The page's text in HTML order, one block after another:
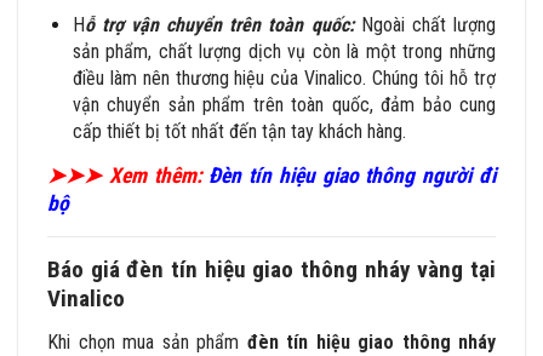
Hỗ trợ vận chuyển trên toàn quốc:Ngoài chất lượng
sản phẩm, chất lượng dịch vụ còn là một trong những
điều làm nên thương hiệu của Vinalico. Chúng tôi hỗ trợ
vận chuyển sản phẩm trên toàn quốc, đảm bảo cung
cấp thiết bị tốt nhất đến tận tay khách hàng.
➤➤➤ Xem thêm: Đèn tín hiệu giao thông người đi
bộ
Báo giá đèn tín hiệu giao thông nháy vàng tại
Vinalico
Khi chọn mua sản phẩm đèn tín hiệu giao thông nháy